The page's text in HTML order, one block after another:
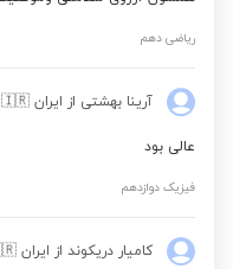
ریاضی دهم
آرینا بهشتی از ایران 🇮🇷
عالی بود
فیزیک دوازدهم
کامیار دریکوند از ایران